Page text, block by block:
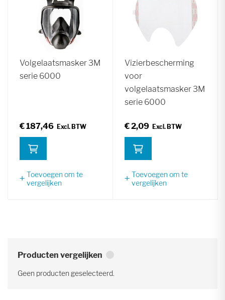
Volgelaatsmasker 3M
serie 6000
€ 187,46
Toevoegen om te
vergelijken
Vizierbescherming
voor
volgelaatsmasker 3M
serie 6000
€ 2,09
Toevoegen om te
vergelijken
Producten vergelijken
Geen producten geselecteerd.